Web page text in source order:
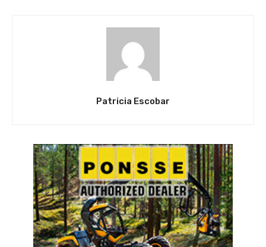
Patricia Escobar